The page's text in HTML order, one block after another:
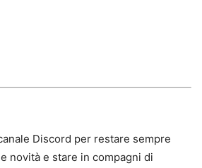
Discord per restare sempre
novità e stare in compagni di